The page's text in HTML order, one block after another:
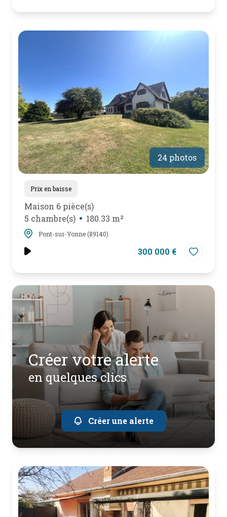
24 photos
Prix en baisse
Maison 6 pièce(s)
5 chambre(s)
180.33 m²
Pont-sur-Yonne (89140)
300 000 €
créer votre alerte
en quelques clics
Créer une alerte